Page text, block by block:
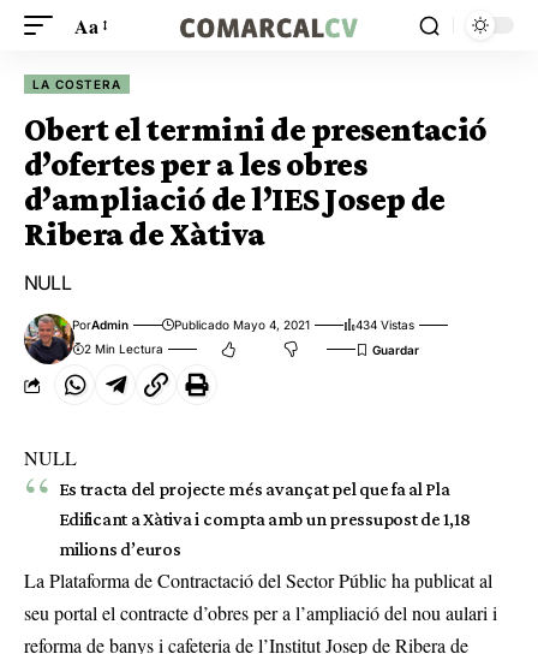
Aa
LA COSTERA
Obert el termini de presentació
d’ofertes per a les obres
d’ampliació de l’IES Josep de
Ribera de Xàtiva
NULL
PorAdmin Publicado Mayo 4, 2021
434 Vistas
2 Min Lectura
NULL
Es tracta del projecte més avançat pel que fa al Pla
Edificant a Xàtiva i compta amb un pressupost de 1,18
milions d’euros
La Plataforma de Contractació del Sector Públic ha publicat al
seu portal el contracte d’obres per a l’ampliació del nou aulari i
reforma de banys i cafeteria de l’Institut Josep de Ribera de